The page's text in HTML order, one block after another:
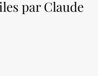
par Claude